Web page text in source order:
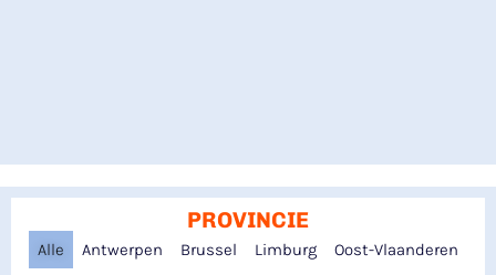
PROVINCIE
Antwerpen Brussel Limburg
Oost-Vlaanderen
Alle